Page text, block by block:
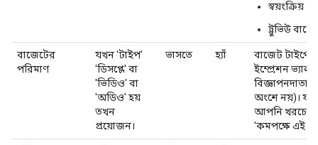
স্বয়ংক্রিয়
ট্রুভিউ
বাজেটের
পরিমাণ
যখন 'টাইপ'
'ডিসপ্লে' বা
'ভিডিও' বা
'অডিও' হয়
তখন
প্রয়োজন।
ভাসতে হ্যাঁ
বাজেট টাইপের
ইম্প্রেশন
বিজ্ঞাপনদাতার
অংশে নয়)।
আপনি খরচের
'কমপক্ষে এই